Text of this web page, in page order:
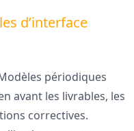
d’interface
périodiques
avant les livrables, les
correctives.